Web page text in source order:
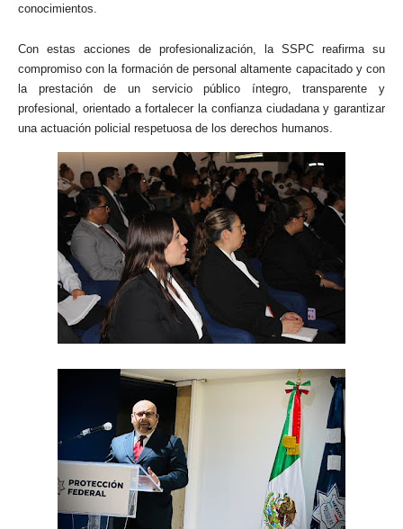
conocimientos.
Con estas acciones de profesionalización, la SSPC reafirma su
compromiso con la formación de personal altamente capacitado y con
la prestación de un servicio público íntegro, transparente y
profesional, orientado a fortalecer la confianza ciudadana y garantizar
una actuación policial respetuosa de los derechos humanos.